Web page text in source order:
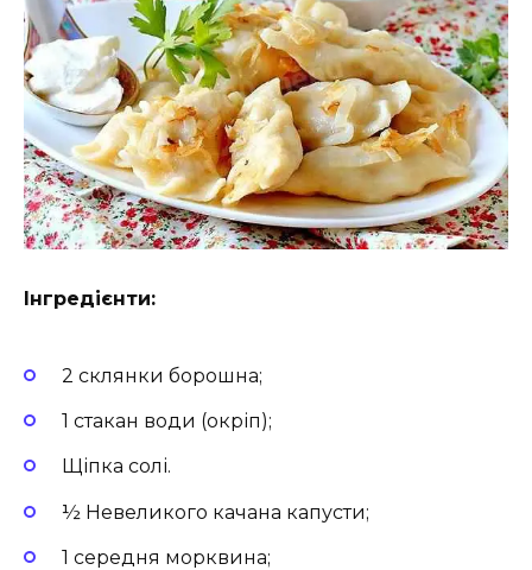
Інгредієнти:
2 склянки борошна;
1 стакан води (окріп);
Щіпка солі.
½ Невеликого качана капусти;
1 середня морквина;